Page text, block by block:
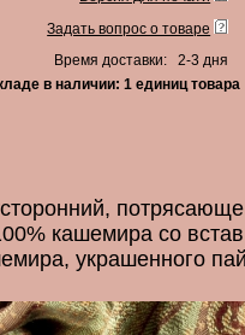
Задать вопрос о товаре
Время доставки: 2-3 дня
в наличии: 1 единиц товара
кашемира со
украшенного